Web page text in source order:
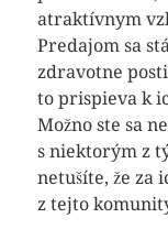
atraktívnym
Predajom sa
zdravotne
to prispieva k
Možno ste sa
s niektorým z
netušíte, že za
z tejto